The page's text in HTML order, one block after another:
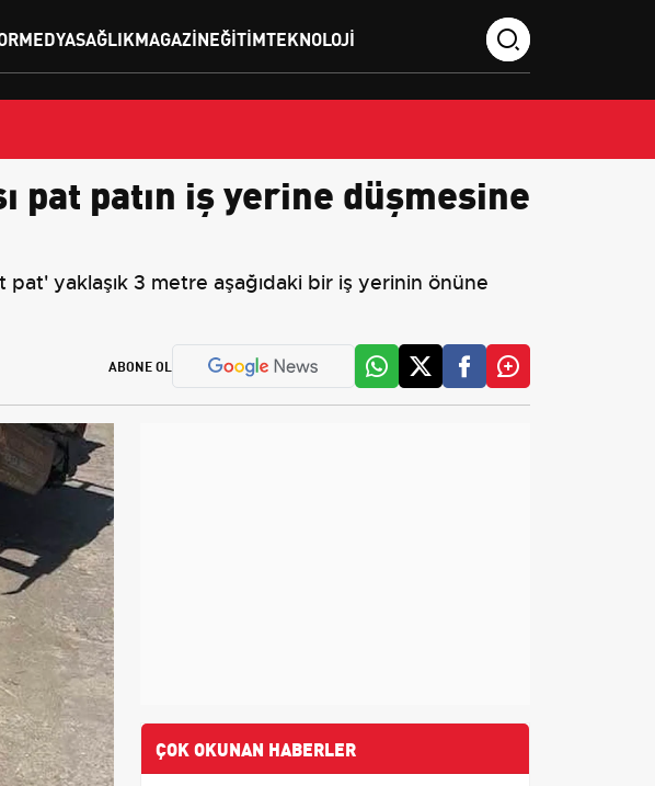
MEDYASAĞLIKMAGAZINEĞITIMTEKNOLOJI
patın iş yerine düşmesine
yaklaşık 3 metre aşağıdaki bir iş yerinin önüne
ABONE OL
ÇOK OKUNAN HABERLER